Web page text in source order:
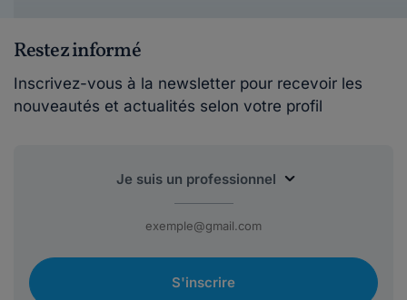
Restez informé
Inscrivez-vous à la newsletter pour recevoir les
nouveautés et actualités selon votre profil
S'inscrire